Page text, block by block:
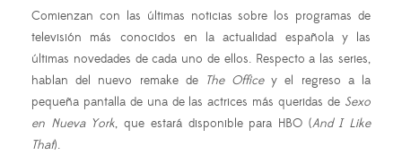
Comienzan con las últimas noticias sobre los programas de
televisión más conocidos en la actualidad española y las
últimas novedades de cada uno de ellos. Respecto a las series,
hablan del nuevo remake de The Officey el regreso a la
pequeña pantalla de una de las actrices más queridas de Sexo
en Nueva York, que estará disponible para HBO (And I Like
That).